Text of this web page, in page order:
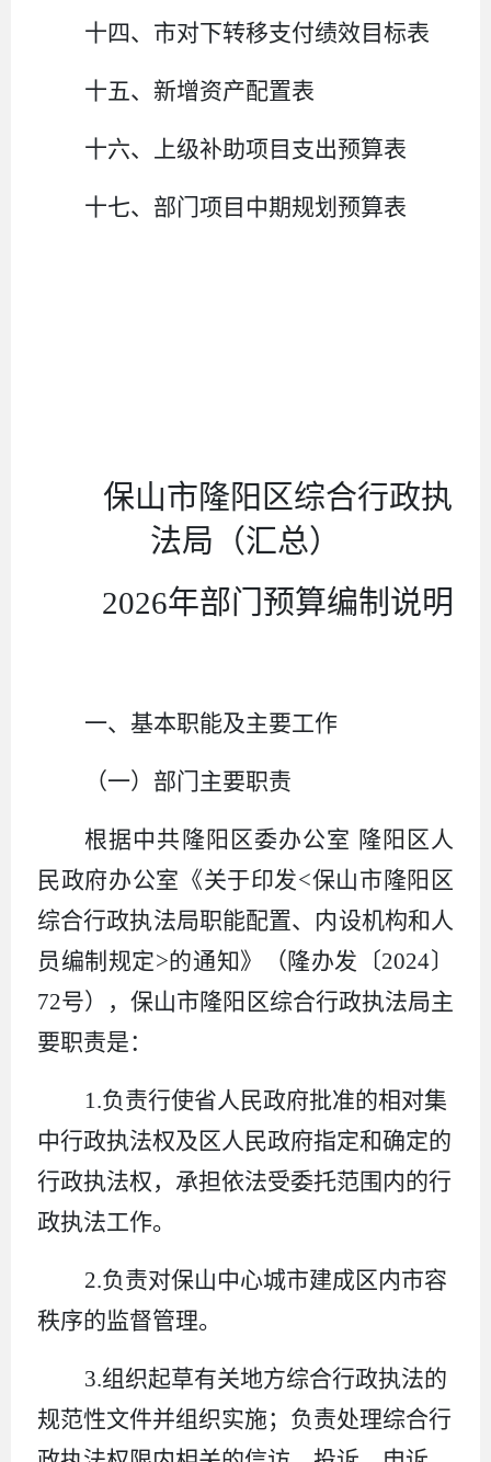
十四、 市对下转移支付绩效目标表
十五、新增资产配置表
十六、上级补助项目支出预算表
十七、部门项目中期规划预算表
保山市隆阳区综合行政执
法局（汇总）
2026年部门预算编制说明
一、基本职能及主要工作
（一）部门主要职责
根据中共隆阳区委办公室 隆阳区人
民政府办公室《关于印发<保山市隆阳区
综合行政执法局职能配置、内设机构和人
员编制规定>的通知》（隆办发〔2024〕
72号），保山市隆阳区综合行政执法局主
要职责是：
1.负责行使省人民政府批准的相对集
中行政执法权及区人民政府指定和确定的
行政执法权，承担依法受委托范围内的行
政执法工作。
2.负责对保山中心城市建成区内市容
秩序的监督管理。
3.组织起草有关地方综合行政执法的
规范性文件并组织实施； 负责处理综合行